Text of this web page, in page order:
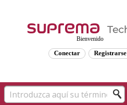
Bienvenido
Conectar Registrarse